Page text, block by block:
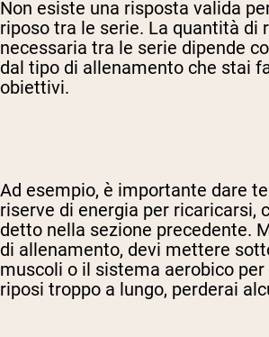
Non esiste una risposta valida
riposo tra le serie. La quantità di
necessaria tra le serie dipende
dal tipo di allenamento che stai
obiettivi.
Ad esempio, è importante dare
riserve di energia per ricaricarsi,
detto nella sezione precedente.
di allenamento, devi mettere
muscoli o il sistema aerobico per
riposi troppo a lungo, perderai